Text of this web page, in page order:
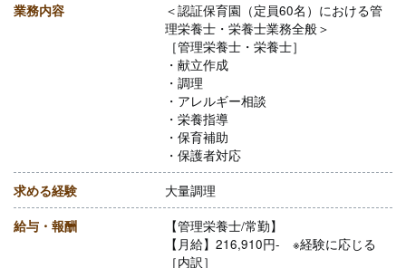
業務内容
＜認証保育園（定員60名）における管
理栄養士・栄養士業務全般＞
［管理栄養士・栄養士］
・献立作成
・調理
・アレルギー相談
・栄養指導
・保育補助
・保護者対応
求める経験 大量調理
給与・報酬
【管理栄養士/常勤】
【月給】216,910円- ※経験に応じる
［内訳］